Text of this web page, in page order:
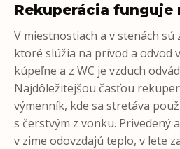
Rekuperácia funguje
V miestnostiach a v stenách
ktoré slúžia na prívod a odvod
kúpeľne a z WC je vzduch
Najdôležitejšou časťou
výmenník, kde sa stretáva
s čerstvým z vonku. Privedený
v zime odovzdajú teplo, v lete